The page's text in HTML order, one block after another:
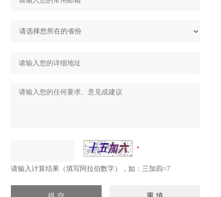
请输入计算结果（填写阿拉伯数字），如：三加四=7